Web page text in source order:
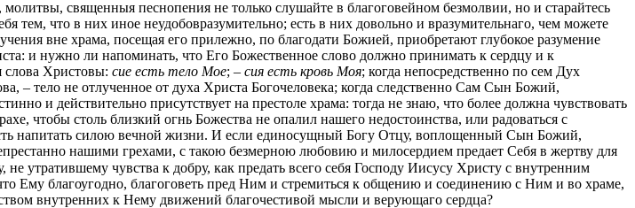
священныя песнопения не только слушайте в благоговейном безмолвии, но и старайтесь
тем, что в них иное неудобовразумительно; есть в них довольно и вразумительнаго, чем можете
вне храма, посещая его прилежно, по благодати Божией, приобретают глубокое разумение
и нужно ли напоминать, что Его Божественное слово должно принимать к сердцу и к
слова Христовы: сие есть тело Мое; – сия есть кровь Моя; когда непосредственно по сем Дух
– тело не отлученное от духа Христа Богочеловека; когда следственно Сам Сын Божий,
и действительно присутствует на престоле храма: тогда не знаю, что более должна чувствовать
чтобы столь близкий огнь Божества не опалил нашего недостоинства, или радоваться с
напитать силою вечной жизни. И если единосущный Богу Отцу, воплощенный Сын Божий,
нашими грехами, с такою безмерною любовию и милосердием предает Себя в жертву для
утратившему чувства к добру, как предать всего себя Господу Иисусу Христу с внутренним
Ему благоугодно, благоговеть пред Ним и стремиться к общению и соединению с Ним и во храме,
внутренних к Нему движений благочестивой мысли и верующаго сердца?